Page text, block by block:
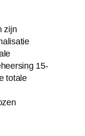
zijn
15-
totale